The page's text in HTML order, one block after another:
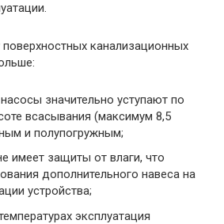
поверхностных канализационных
значительно уступают по
всасывания (максимум 8,5
и полупогружным;
имеет защиты от влаги, что
дополнительного навеса на
устройства;
эксплуатация